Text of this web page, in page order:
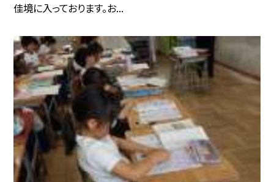
佳境に入っております。お...